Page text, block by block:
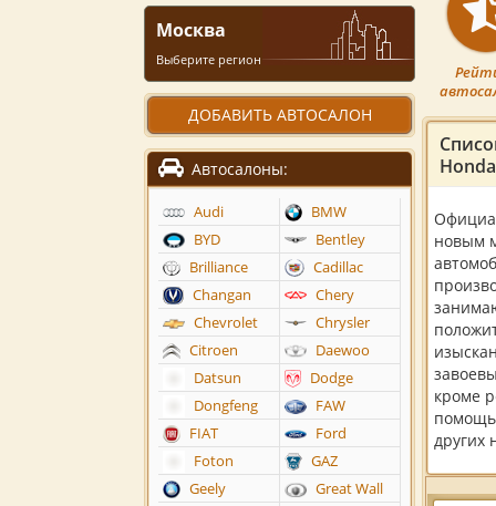
новым
кроме
помощь
других
Москва
Выберите регион
ДОБАВИТЬ АВТОСАЛОН
Автосалоны:
Audi
BMW
BYD
Bentley
Brilliance
Cadillac
Changan
Chery
Chevrolet
Chrysler
Citroen
Daewoo
Datsun
Dodge
Dongfeng
FAW
FIAT
Ford
Foton
GAZ
Geely
Great Wall